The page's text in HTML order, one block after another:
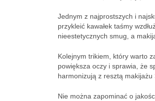
Jednym z najprostszych i
przykleić kawałek taśmy
nieestetycznych smug, a
Kolejnym trikiem, który warto
powiększa oczy i sprawia, że
harmonizują z resztą makijażu
Nie można zapominać o